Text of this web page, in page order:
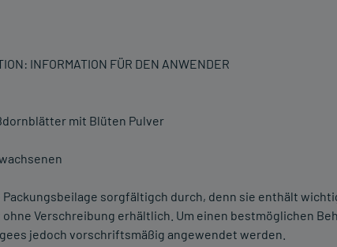
INFORMATION FÜR DEN ANWENDER
mit Blüten Pulver
Packungsbeilage sorgfältigch durch, denn sie enthält
Verschreibung erhältlich. Um einen bestmöglichen
jedoch vorschriftsmäßig angewendet werden.